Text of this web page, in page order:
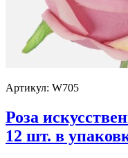
Артикул: W705
Роза
12 шт. в